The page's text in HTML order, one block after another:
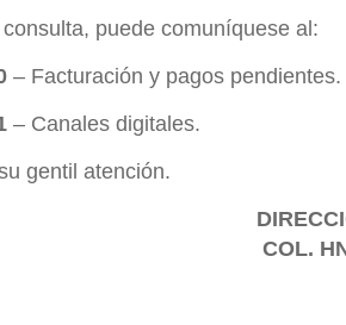
puede comuníquese al:
– Facturación y pagos pendientes.
– Canales digitales.
gentil atención.
COL.